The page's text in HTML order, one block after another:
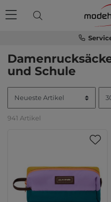
und Schule
941 Artikel